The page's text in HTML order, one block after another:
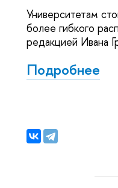
Университетам
более гибкого
редакцией Ивана
Подробнее